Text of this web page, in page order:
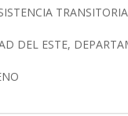
DEL ESTE,